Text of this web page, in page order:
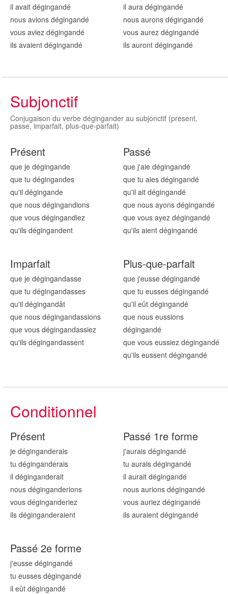
il avait dégingandé
nous avions dégingandé
vous aviez dégingandé
ils avaient dégingandé
il aura dégingandé
nous aurons dégingandé
vous aurez dégingandé
ils auront dégingandé
Subjonctif
Conjugaison du verbe dégingander au subjonctif (present,
passe, imparfait, plus-que-parfait)
Présent
que je dégingande
que tu dégingandes
qu'il dégingande
que nous dégingandions
que vous dégingandiez
qu'ils dégingandent
Passé
que j'aie dégingandé
que tu aies dégingandé
qu'il ait dégingandé
que nous ayons dégingandé
que vous ayez dégingandé
qu'ils aient dégingandé
Imparfait
que je dégingandasse
que tu dégingandasses
qu'il dégingandât
que nous dégingandassions
que vous dégingandassiez
qu'ils dégingandassent
Plus-que-parfait
que j'eusse dégingandé
que tu eusses dégingandé
qu'il eût dégingandé
que nous eussions
dégingandé
que vous eussiez dégingandé
qu'ils eussent dégingandé
Conditionnel
Présent
je déginganderais
tu déginganderais
il déginganderait
nous déginganderions
vous déginganderiez
ils déginganderaient
Passé 1re forme
j'aurais dégingandé
tu aurais dégingandé
il aurait dégingandé
nous aurions dégingandé
vous auriez dégingandé
ils auraient dégingandé
Passé 2e forme
j'eusse dégingandé
tu eusses dégingandé
il eût dégingandé